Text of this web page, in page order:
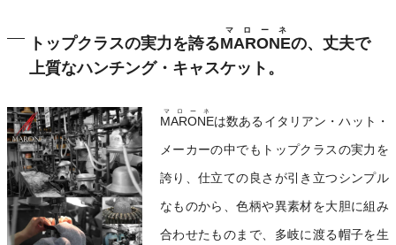
トップクラスの実力を誇るMARONE
マローネ
の、丈夫で
上質なハンチング・キャスケット。
MARONE
マローネ
は数あるイタリアン・ハット・
メーカーの中でもトップクラスの実力を
誇り、仕立ての良さが引き立つシンプル
なものから、色柄や異素材を大胆に組み
合わせたものまで、多岐に渡る帽子を生